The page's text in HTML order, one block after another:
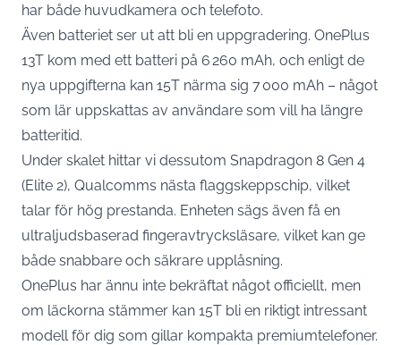
har både huvudkamera och telefoto.
Även batteriet ser ut att bli en uppgradering. OnePlus
13T kom med ett batteri på 6 260 mAh, och enligt de
nya uppgifterna kan 15T närma sig 7 000 mAh – något
som lär uppskattas av användare som vill ha längre
batteritid.
Under skalet hittar vi dessutom Snapdragon 8 Gen 4
(Elite 2), Qualcomms nästa flaggskeppschip, vilket
talar för hög prestanda. Enheten sägs även få en
ultraljudsbaserad fingeravtrycksläsare, vilket kan ge
både snabbare och säkrare upplåsning.
OnePlus har ännu inte bekräftat något officiellt, men
om läckorna stämmer kan 15T bli en riktigt intressant
modell för dig som gillar kompakta premiumtelefoner.